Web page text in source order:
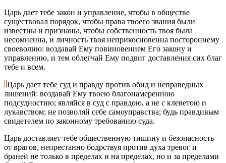
Царь дает тебе закон и управление, чтобы в обществе
существовал порядок, чтобы права твоего звания были
известны и признаны, чтобы собственность твоя была
несомненна, и личность твоя неприкосновенна постороннему
своеволию: воздавай Ему повиновением Его закону и
управлению, и тем облегчай Ему подвиг доставления сих благ
тебе и всем.
Царь дает тебе суд и правду против обид и неправедных
лишений: воздавай Ему твоею благонамеренною
подсудностию; являйся в суд с правдою, а не с клеветою и
лукавством; не позволяй себе самоуправства; будь правдивым
свидетелем по законному требованию суда.
Царь доставляет тебе общественную тишину и безопасность
от врагов, непрестанно бодрствуя против духа тревог и
браней не только в пределах и на пределах, но и за пределами